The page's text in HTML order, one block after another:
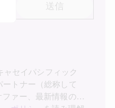
送信
セイパシフィック
トナー（総称して
ァー、最新情報の受